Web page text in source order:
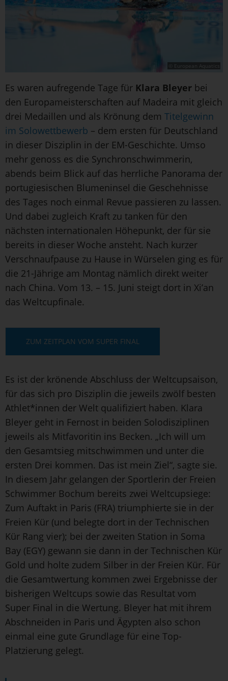
© European Aquatics
Es waren aufregende Tage für Klara Bleyer bei
den Europameisterschaften auf Madeira mit gleich
drei Medaillen und als Krönung dem Titelgewinn
im Solowettbewerb – dem ersten für Deutschland
in dieser Disziplin in der EM-Geschichte. Umso
mehr genoss es die Synchronschwimmerin,
abends beim Blick auf das herrliche Panorama der
portugiesischen Blumeninsel die Geschehnisse
des Tages noch einmal Revue passieren zu lassen.
Und dabei zugleich Kraft zu tanken für den
nächsten internationalen Höhepunkt, der für sie
bereits in dieser Woche ansteht. Nach kurzer
Verschnaufpause zu Hause in Würselen ging es für
die 21-Jährige am Montag nämlich direkt weiter
nach China. Vom 13. – 15. Juni steigt dort in Xi’an
das Weltcupfinale.
ZUM ZEITPLAN VOM SUPER FINAL
Es ist der krönende Abschluss der Weltcupsaison,
für das sich pro Disziplin die jeweils zwölf besten
Athlet*innen der Welt qualifiziert haben. Klara
Bleyer geht in Fernost in beiden Solodisziplinen
jeweils als Mitfavoritin ins Becken. „Ich will um
den Gesamtsieg mitschwimmen und unter die
ersten Drei kommen. Das ist mein Ziel“, sagte sie.
In diesem Jahr gelangen der Sportlerin der Freien
Schwimmer Bochum bereits zwei Weltcupsiege:
Zum Auftakt in Paris (FRA) triumphierte sie in der
Freien Kür (und belegte dort in der Technischen
Kür Rang vier); bei der zweiten Station in Soma
Bay (EGY) gewann sie dann in der Technischen Kür
Gold und holte zudem Silber in der Freien Kür. Für
die Gesamtwertung kommen zwei Ergebnisse der
bisherigen Weltcups sowie das Resultat vom
Super Final in die Wertung. Bleyer hat mit ihrem
Abschneiden in Paris und Ägypten also schon
einmal eine gute Grundlage für eine Top-
Platzierung gelegt.